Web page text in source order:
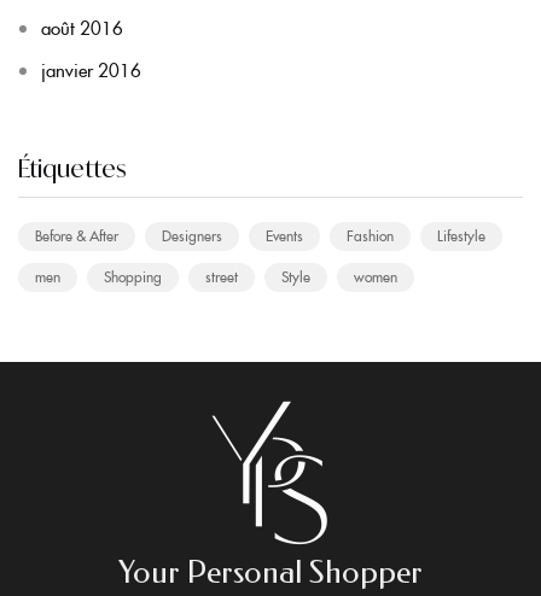
août 2016
janvier 2016
Étiquettes
Before & After Designers Events Fashion
Lifestyle
men
Shopping street Style women
Your Personal Shopper